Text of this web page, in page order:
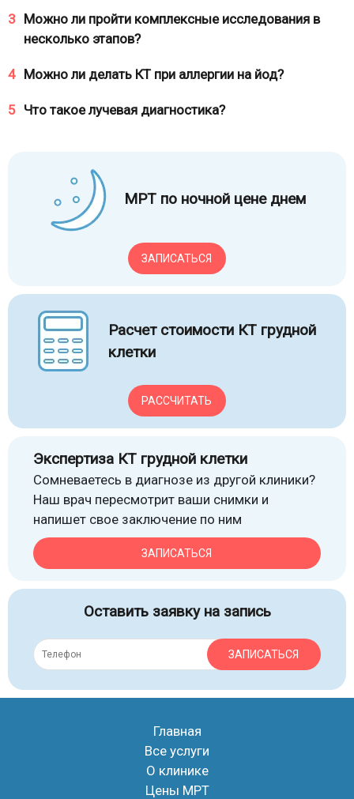
МРТ по ночной цене днем
ЗАПИСАТЬСЯ
Расчет стоимости КТ грудной
клетки
РАССЧИТАТЬ
Экспертиза КТ грудной клетки
Сомневаетесь в диагнозе из другой клиники?
Наш врач пересмотрит ваши снимки и
напишет свое заключение по ним
ЗАПИСАТЬСЯ
Оставить заявку на запись
ЗАПИСАТЬСЯ
3
Можно ли пройти комплексные исследования в
несколько этапов?
4 Можно ли делать КТ при аллергии на йод?
5 Что такое лучевая диагностика?
Главная
Все услуги
О клинике
Цены МРТ